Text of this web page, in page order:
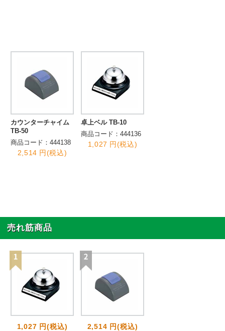
カウンターチャイム
TB-50
商品コード：444138
2,514 円(税込)
卓上ベル TB-10
商品コード：444136
1,027 円(税込)
売れ筋商品
1,027 円(税込) 2,514 円(税込)